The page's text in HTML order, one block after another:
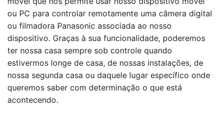
ou PC para controlar remotamente uma câmera digital
ou filmadora Panasonic associada ao nosso
dispositivo. Graças à sua funcionalidade, poderemos
ter nossa casa sempre sob controle quando
estivermos longe de casa, de nossas instalações, de
nossa segunda casa ou daquele lugar específico onde
queremos saber com determinação o que está
acontecendo.